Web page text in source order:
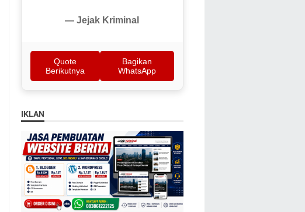
— Jejak Kriminal
Quote
Berikutnya
Bagikan
WhatsApp
IKLAN